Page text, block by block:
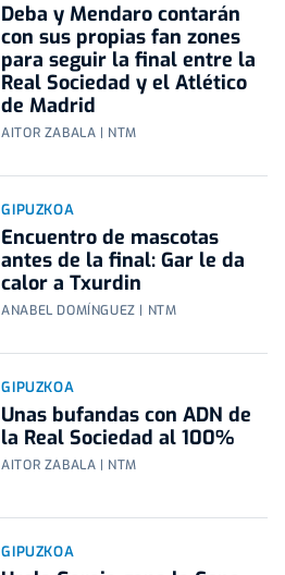
Deba y Mendaro contarán
con sus propias fan zones
para seguir la final entre la
Real Sociedad y el Atlético
de Madrid
AITOR ZABALA | NTM
GIPUZKOA
Encuentro de mascotas
antes de la final: Gar le da
calor a Txurdin
ANABEL DOMÍNGUEZ | NTM
GIPUZKOA
Unas bufandas con ADN de
la Real Sociedad al 100%
AITOR ZABALA | NTM
GIPUZKOA